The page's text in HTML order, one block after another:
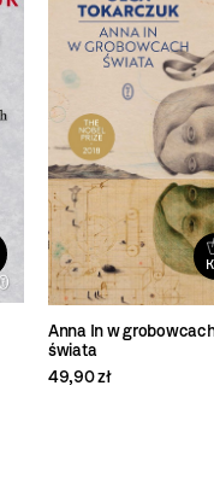
Anna In w
świata
49,90 zł